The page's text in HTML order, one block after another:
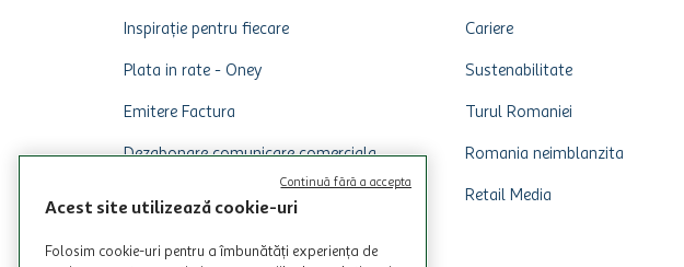
Inspirație pentru fiecare
Plata in rate - Oney
Emitere Factura
Dezabonare comunicare comerciala
Cariere
Sustenabilitate
Turul Romaniei
Romania neimblanzita
Retail Media
Acest site utilizează cookie-uri
Folosim cookie-uri pentru a îmbunătăți experiența de
Continuă fără a accepta